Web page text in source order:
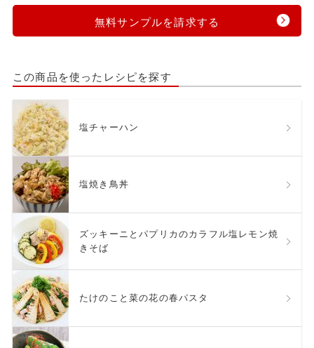
無料サンプルを請求する
この商品を使ったレシピを探す
塩チャーハン
塩焼き鳥丼
ズッキーニとパプリカのカラフル塩レモン焼
きそば
たけのこと菜の花の春パスタ